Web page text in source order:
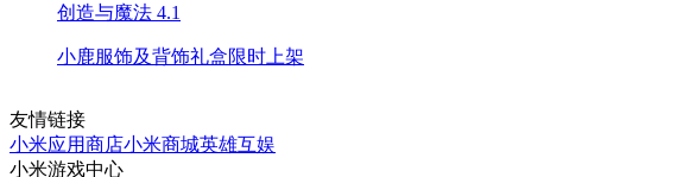
创造与魔法 4.1
小鹿服饰及背饰礼盒限时上架
友情链接
小米应用商店小米商城英雄互娱
小米游戏中心